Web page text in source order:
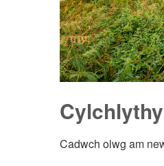
Cadwch olwg am